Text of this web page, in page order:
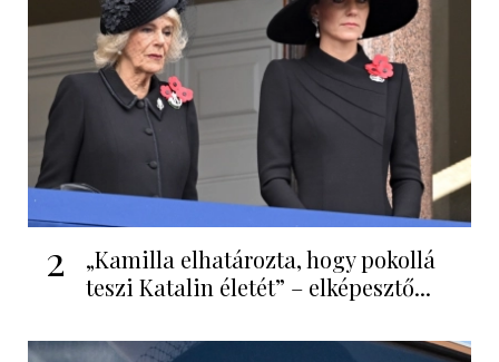
2
„Kamilla elhatározta, hogy pokollá
teszi Katalin életét” – elképesztő...